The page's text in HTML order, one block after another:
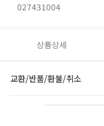
027431004
상품상세
교환/반품/환불/취소